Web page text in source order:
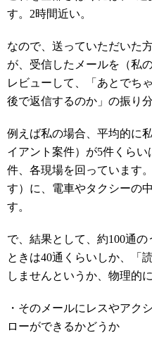
す。 2時間近い。
なので、送っていただいた
が、受信したメールを（私
レビューして、「あとでち
後で返信するのか」の振り
例えば私の場合、平均的に
イアント案件）が5件くらい
件、各現場を回っています
す）に、電車やタクシーの
す。
で、結果として、約100通の
ときは40通くらいしか、「
しませんというか、物理的
・そのメールにレスやアク
ローができるかどうか